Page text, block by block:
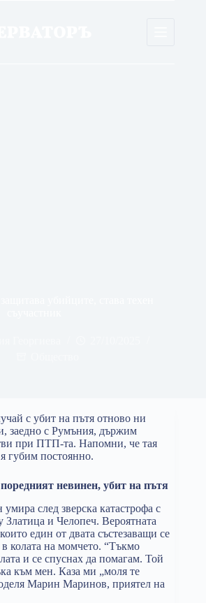
с убит на пътя отново ни
заедно с Румъния, държим
при ПТП-та. Напомни, че тая
губим постоянно.
невинен, убит на пътя
след зверска катастрофа с
и Челопеч. Вероятната
един от двата състезаващи се
в колата на момчето. “Тъкмо
и се спуснах да помагам. Той
към мен. Каза ми „моля те
Марин Маринов, приятел на